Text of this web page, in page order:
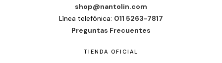
shop@nantolin.com
Línea telefónica: 011 5263-7817
Preguntas Frecuentes
TIENDA OFICIAL